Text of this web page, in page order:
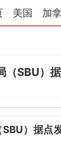
美国 加
SBU）据
）据